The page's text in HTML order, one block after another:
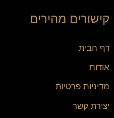
קישורים מהירים
דף הבית
אודות
מדיניות פרטיות
יצירת קשר